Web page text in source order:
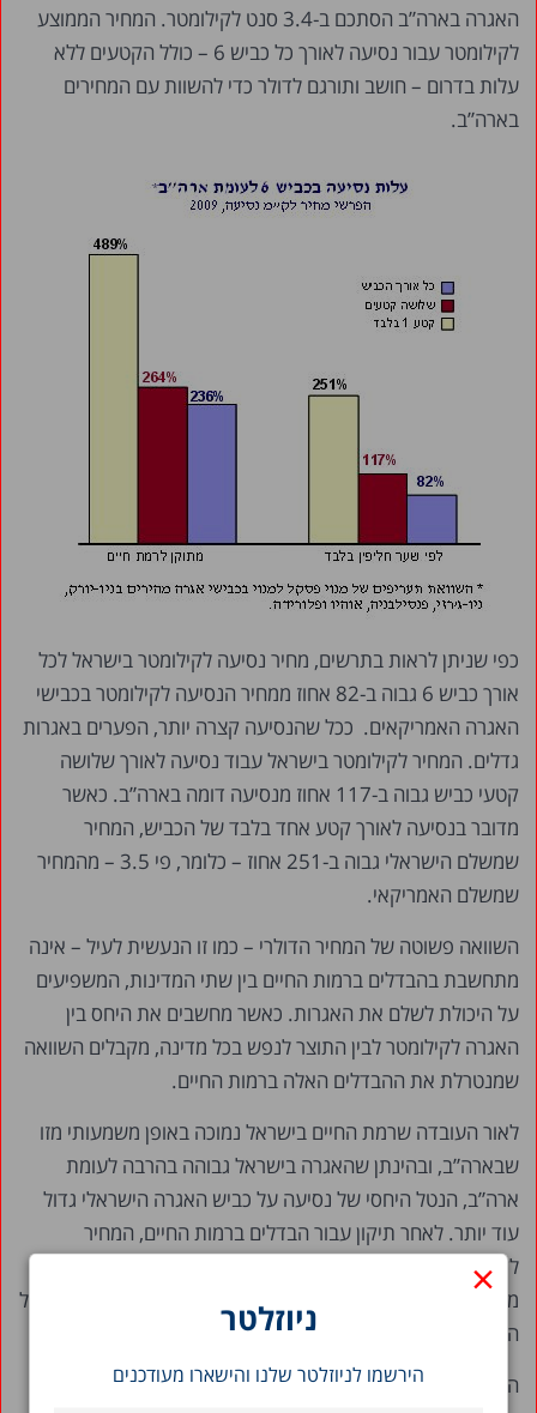
×
ניוזלטר
הירשמו לניוזלטר שלנו והישארו מעודכנים
האגרה בארה”ב הסתכם ב-3.4 סנט לקילומטר. המחיר הממוצע
לקילומטר עבור נסיעה לאורך כל כביש 6 – כולל הקטעים ללא
עלות בדרום – חושב ותורגם לדולר כדי להשוות עם המחירים
בארה”ב.
כפי שניתן לראות בתרשים, מחיר נסיעה לקילומטר בישראל לכל
אורך כביש 6 גבוה ב-82 אחוז ממחיר הנסיעה לקילומטר בכבישי
האגרה האמריקאים. ככל שהנסיעה קצרה יותר, הפערים באגרות
גדלים. המחיר לקילומטר בישראל עבוד נסיעה לאורך שלושה
קטעי כביש גבוה ב-117 אחוז מנסיעה דומה בארה”ב. כאשר
מדובר בנסיעה לאורך קטע אחד בלבד של הכביש, המחיר
שמשלם הישראלי גבוה ב-251 אחוז – כלומר, פי 3.5 – מהמחיר
שמשלם האמריקאי.
השוואה פשוטה של המחיר הדולרי – כמו זו הנעשית לעיל – אינה
מתחשבת בהבדלים ברמות החיים בין שתי המדינות, המשפיעים
על היכולת לשלם את האגרות. כאשר מחשבים את היחס בין
האגרה לקילומטר לבין התוצר לנפש בכל מדינה, מקבלים השוואה
שמנטרלת את ההבדלים האלה ברמות החיים.
לאור העובדה שרמת החיים בישראל נמוכה באופן משמעותי מזו
שבארה”ב, ובהינתן שהאגרה בישראל גבוהה בהרבה לעומת
ארה”ב, הנטל היחסי של נסיעה על כביש האגרה הישראלי גדול
עוד יותר. לאחר תיקון עבור הבדלים ברמות החיים, המחיר
מהמחיר לאמריקאי. כאשר מדובר על נסיעה בקטע אחד בלבד של
הכביש, משלמים מנויי הפסקל הישראלים פי 5.9 מהאמריקאים.
הפערים במחירים שמשלמים נהגים מזדמנים למרחקים קצרים